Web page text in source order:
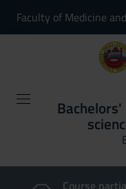
Faculty of Medicine
Course